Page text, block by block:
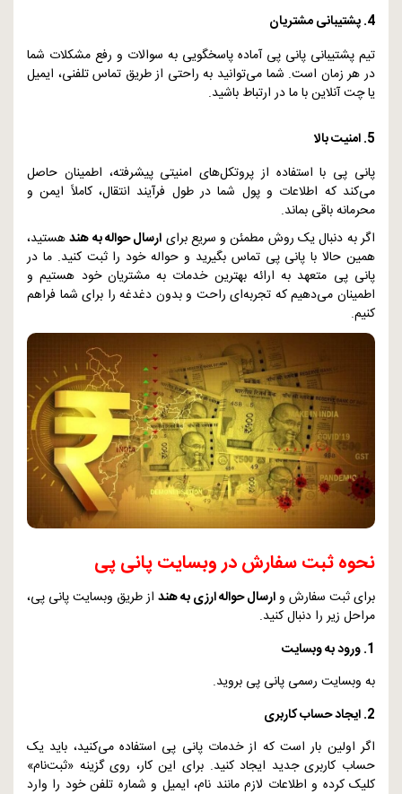
4. پشتیبانی مشتریان
تیم پشتیبانی پانی پی آماده پاسخگویی به سوالات و رفع مشکلات شما
در هر زمان است. شما می‌توانید به راحتی از طریق تماس تلفنی، ایمیل
یا چت آنلاین با ما در ارتباط باشید.
5. امنیت بالا
پانی پی با استفاده از پروتکل‌های امنیتی پیشرفته، اطمینان حاصل
می‌کند که اطلاعات و پول شما در طول فرآیند انتقال، کاملاً ایمن و
محرمانه باقی بماند.
اگر به دنبال یک روش مطمئن و سریع برای ارسال حواله به هندهستید،
همین حالا با پانی پی تماس بگیرید و حواله خود را ثبت کنید. ما در
پانی پی متعهد به ارائه بهترین خدمات به مشتریان خود هستیم و
اطمینان می‌دهیم که تجربه‌ای راحت و بدون دغدغه را برای شما فراهم
کنیم.
نحوه ثبت سفارش در وبسایت پانی پی
برای ثبت سفارش وارسال حواله ارزی به هند از طریق وبسایت پانی پی،
مراحل زیر را دنبال کنید.
1. ورود به وبسایت
به وبسایت رسمی پانی پی بروید.
2. ایجاد حساب کاربری
اگر اولین بار است که از خدمات پانی پی استفاده می‌کنید، باید یک
حساب کاربری جدید ایجاد کنید. برای این کار، روی گزینه «ثبت‌نام»
کلیک کرده و اطلاعات لازم مانند نام، ایمیل و شماره تلفن خود را وارد